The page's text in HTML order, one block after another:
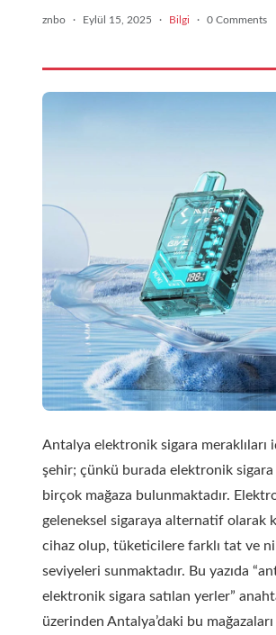
znbo · Eylül 15, 2025 · Bilgi · 0 Comments
Antalya elektronik sigara meraklıları
şehir; çünkü burada elektronik
birçok mağaza bulunmaktadır.
geleneksel sigaraya alternatif olarak
cihaz olup, tüketicilere farklı tat ve
seviyeleri sunmaktadır. Bu yazıda
elektronik sigara satılan yerler”
üzerinden Antalya’daki bu